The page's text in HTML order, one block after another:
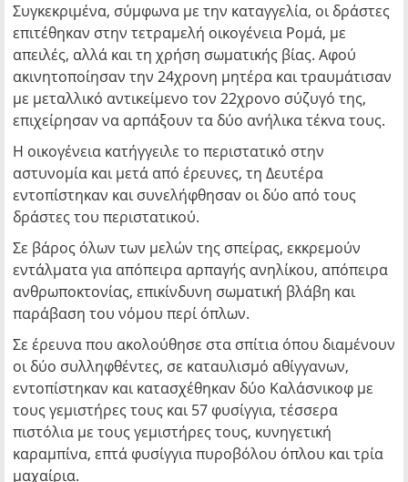
Συγκεκριμένα, σύμφωνα με την καταγγελία, οι δράστες
επιτέθηκαν στην τετραμελή οικογένεια Ρομά, με
απειλές, αλλά και τη χρήση σωματικής βίας. Αφού
ακινητοποίησαν την 24χρονη μητέρα και τραυμάτισαν
με μεταλλικό αντικείμενο τον 22χρονο σύζυγό της,
επιχείρησαν να αρπάξουν τα δύο ανήλικα τέκνα τους.
Η οικογένεια κατήγγειλε το περιστατικό στην
αστυνομία και μετά από έρευνες, τη Δευτέρα
εντοπίστηκαν και συνελήφθησαν οι δύο από τους
δράστες του περιστατικού.
Σε βάρος όλων των μελών της σπείρας, εκκρεμούν
εντάλματα για απόπειρα αρπαγής ανηλίκου, απόπειρα
ανθρωποκτονίας, επικίνδυνη σωματική βλάβη και
παράβαση του νόμου περί όπλων.
Σε έρευνα που ακολούθησε στα σπίτια όπου διαμένουν
οι δύο συλληφθέντες, σε καταυλισμό αθίγγανων,
εντοπίστηκαν και κατασχέθηκαν δύο Kαλάσνικοφ με
τους γεμιστήρες τους και 57 φυσίγγια, τέσσερα
πιστόλια με τους γεμιστήρες τους, κυνηγετική
καραμπίνα, επτά φυσίγγια πυροβόλου όπλου και τρία
μαχαίρια.